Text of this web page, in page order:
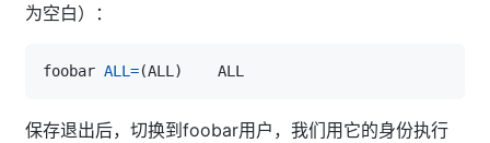
为空白）：
foobar ALL =(ALL )
保存退出后，切换到foobar用户，我们用它的身份执行